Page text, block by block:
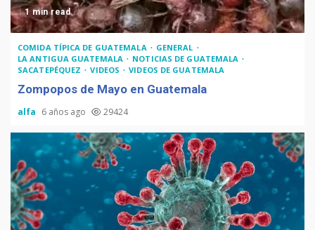
1 min read
COMIDA TÍPICA DE GUATEMALA
GENERAL
LA ANTIGUA GUATEMALA
NOTICIAS DE GUATEMALA
SACATEPÉQUEZ
VIDEOS VIDEOS DE GUATEMALA
Zompopos de Mayo en Guatemala
alfa 6 años ago 29424